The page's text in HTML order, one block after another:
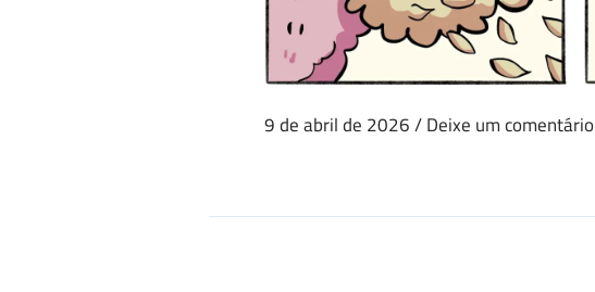
9 de abril de 2026/Deixe um comentário